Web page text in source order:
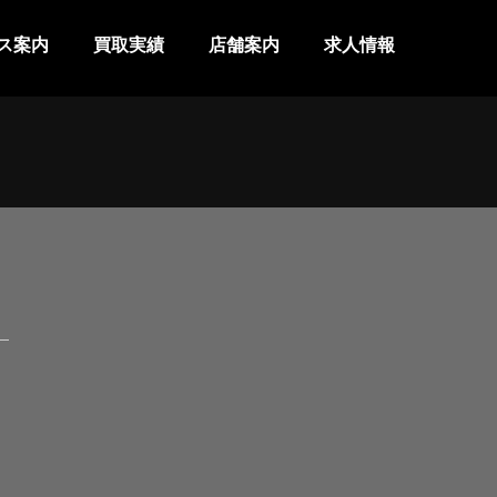
案内 買取実績 店舗案内 求人情報